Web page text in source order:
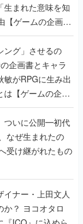
生まれた意味を知
【ゲームの企画
ング」させるの
企画書とキャラ
がRPGに生み出
は【ゲームの企画
ついに公開━初代
なぜ生まれたの
受け継がれたもの
ナー・上田文人
か？ ヨコオタロ